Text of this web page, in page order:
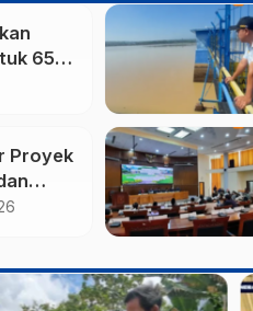
65
Baru,
Proyek
CV